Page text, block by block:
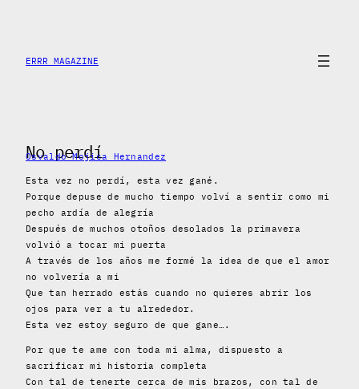
content
ERRR MAGAZINE
No perdí
Osvaldo Mojica Hernandez
Esta vez no perdí, esta vez gané.
Porque depuse de mucho tiempo volví a sentir como mi
pecho ardía de alegría
Después de muchos otoños desolados la primavera
volvió a tocar mi puerta
A través de los años me formé la idea de que el amor
no volvería a mi
Que tan herrado estás cuando no quieres abrir los
ojos para ver a tu alrededor.
Esta vez estoy seguro de que gane….
Por que te ame con toda mi alma, dispuesto a
sacrificar mi historia completa
Con tal de tenerte cerca de mis brazos, con tal de